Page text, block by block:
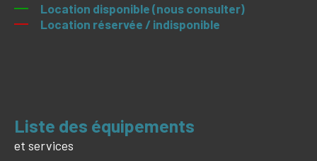
Location disponible (nous consulter)
Location réservée / indisponible
liste des équipements
et services